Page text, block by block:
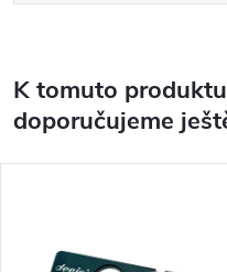
K tomuto produktu
doporučujeme